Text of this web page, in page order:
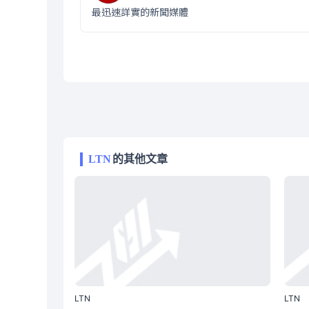
最迅速詳實的新聞媒體
LTN的其他文章
LTN LTN